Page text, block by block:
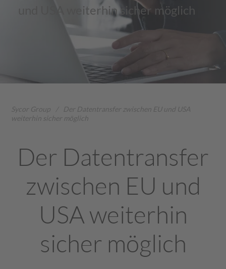
und USA weiterhin sicher möglich
Sycor Group
Der Datentransfer zwischen EU und USA
weiterhin sicher möglich
Der Datentransfer
zwischen EU und
USA weiterhin
sicher möglich